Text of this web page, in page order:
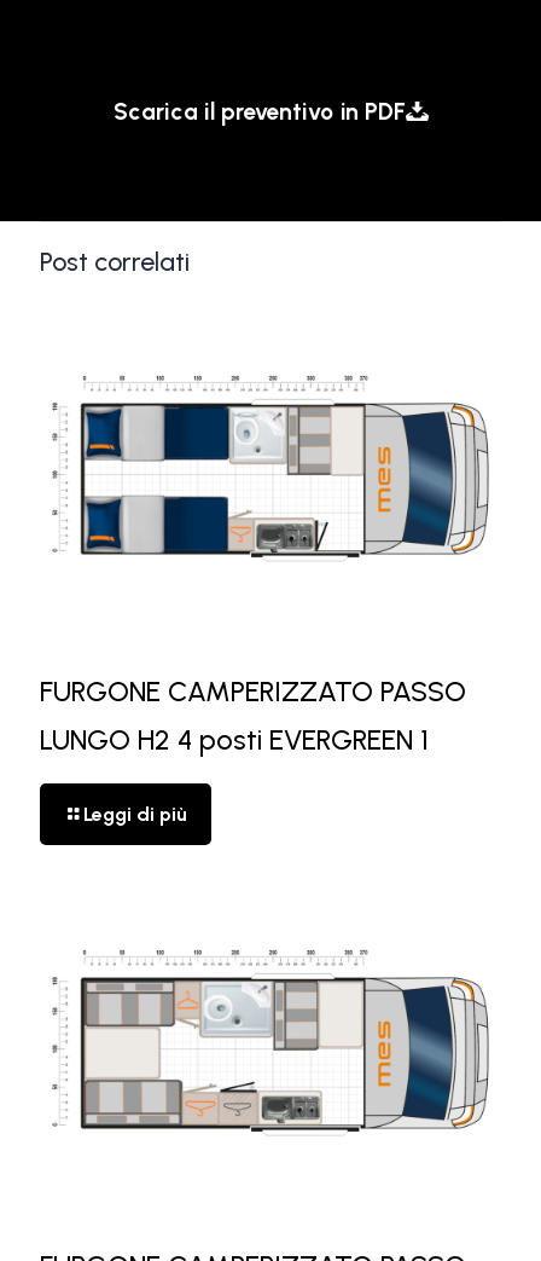
Scarica il preventivo in PDF
Post correlati
FURGONE CAMPERIZZATO PASSO
LUNGO H2 4 posti EVERGREEN 1
Leggi di più